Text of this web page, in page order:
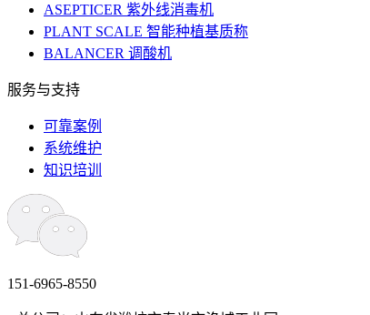
ASEPTICER 紫外线消毒机
PLANT SCALE 智能种植基质称
BALANCER 调酸机
服务与支持
可靠案例
系统维护
知识培训
151-6965-8550